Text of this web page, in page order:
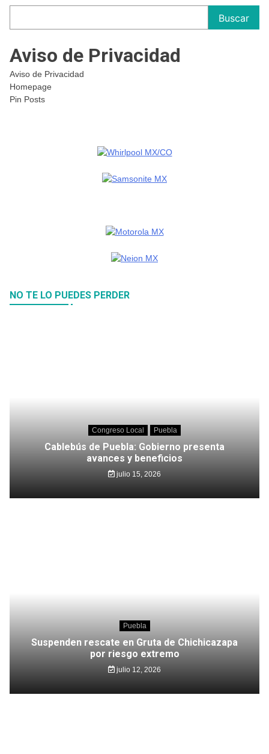
Buscar
Aviso de Privacidad
Aviso de Privacidad
Homepage
Pin Posts
NO TE LO PUEDES PERDER
Congreso Local Puebla
Cablebús de Puebla: Gobierno presenta
avances y beneficios
julio 15, 2026
Puebla
Suspenden rescate en Gruta de Chichicazapa
por riesgo extremo
julio 12, 2026